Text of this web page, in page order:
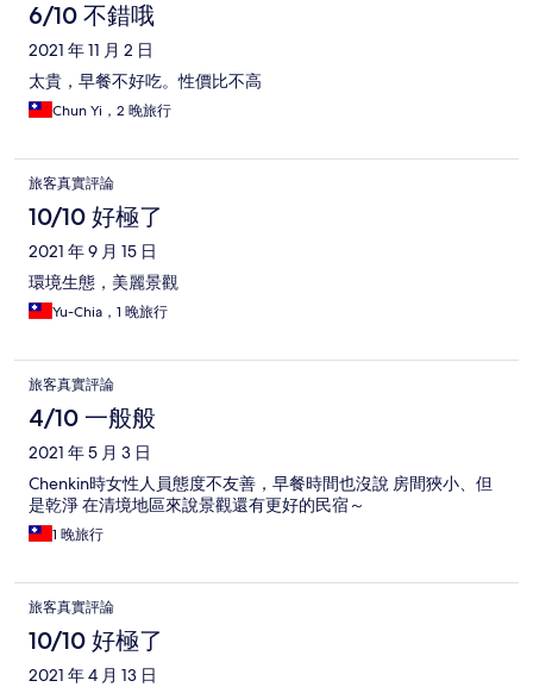
6/10 不錯哦
2021 年 11 月 2 日
太貴，早餐不好吃。性價比不高
Chun Yi，2 晚旅行
旅客真實評論
10/10 好極了
2021 年 9 月 15 日
環境生態，美麗景觀
Yu-Chia，1 晚旅行
旅客真實評論
4/10 一般般
2021 年 5 月 3 日
Chenkin時女性人員態度不友善，早餐時間也沒說 房間狹小、但
是乾淨 在清境地區來說景觀還有更好的民宿～
1 晚旅行
旅客真實評論
10/10 好極了
2021 年 4 月 13 日